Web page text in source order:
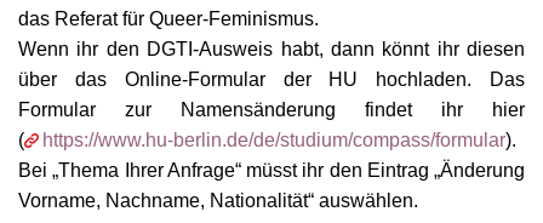
das Referat für Queer-Feminismus.
Wenn ihr den DGTI-Ausweis habt, dann könnt ihr diesen
über das Online-Formular der HU hochladen. Das
Formular zur Namensänderung findet ihr hier
(
https://www.hu-berlin.de/de/studium/compass/formular).
Bei„Thema Ihrer Anfrage“ müsst ihr den Eintrag „Änderung
Vorname, Nachname, Nationalität“ auswählen.